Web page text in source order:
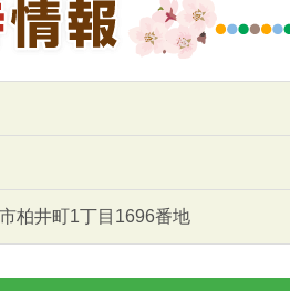
柏井町1丁目1696番地